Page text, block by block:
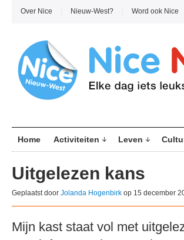
Over Nice Nieuw-West? Word ook Nice
Home Activiteiten Leven
Uitgelezen kans
Geplaatst door Jolanda Hogenbirk op 15 december
Mijn kast staat vol met